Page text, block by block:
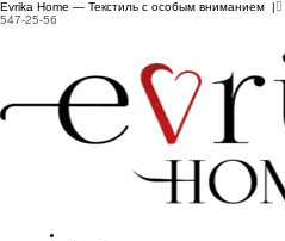
Evrika Home — Текстиль с особым вниманием |
547-25-56